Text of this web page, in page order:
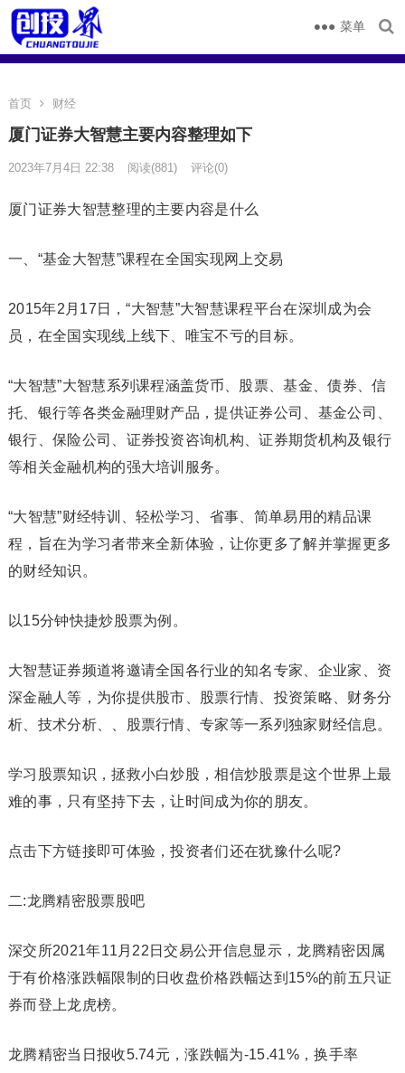
菜单
首页 财经
厦门证券大智慧主要内容整理如下
2023年7月4日 22:38 阅读(881) 评论(0)
厦门证券大智慧整理的主要内容是什么
一、“基金大智慧”课程在全国实现网上交易
2015年2月17日，“大智慧”大智慧课程平台在深圳成为会
员，在全国实现线上线下、唯宝不亏的目标。
“大智慧”大智慧系列课程涵盖货币、股票、基金、债券、信
托、银行等各类金融理财产品，提供证券公司、基金公司、
银行、保险公司、证券投资咨询机构、证券期货机构及银行
等相关金融机构的强大培训服务。
“大智慧”财经特训、轻松学习、省事、简单易用的精品课
程，旨在为学习者带来全新体验，让你更多了解并掌握更多
的财经知识。
以15分钟快捷炒股票为例。
大智慧证券频道将邀请全国各行业的知名专家、企业家、资
深金融人等，为你提供股市、股票行情、投资策略、财务分
析、技术分析、、股票行情、专家等一系列独家财经信息。
学习股票知识，拯救小白炒股，相信炒股票是这个世界上最
难的事，只有坚持下去，让时间成为你的朋友。
点击下方链接即可体验，投资者们还在犹豫什么呢?
二:龙腾精密股票股吧
深交所2021年11月22日交易公开信息显示，龙腾精密因属
于有价格涨跌幅限制的日收盘价格跌幅达到15%的前五只证
券而登上龙虎榜。
龙腾精密当日报收5.74元，涨跌幅为-15.41%，换手率